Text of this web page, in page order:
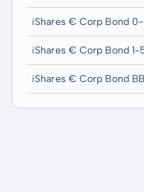
iShares € Corp Bond
iShares € Corp Bond
iShares € Corp Bond